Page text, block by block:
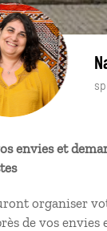
envies et
organiser
de vos envies